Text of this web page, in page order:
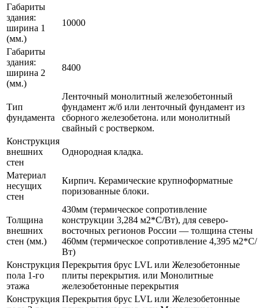
Габариты
здания:
ширина 1
(мм.)
10000
Габариты
здания:
ширина 2
(мм.)
8400
Тип
фундамента
Ленточный монолитный железобетонный
фундамент ж/б или ленточный фундамент из
сборного железобетона. или монолитный
свайный с ростверком.
Конструкция
внешних
стен
Однородная кладка.
Материал
несущих
стен
Кирпич. Керамические крупноформатные
поризованные блоки.
Толщина
внешних
стен (мм.)
430мм (термическое сопротивление
конструкции 3,284 м2*С/Вт), для северо-
восточных регионов России — толщина стены
460мм (термическое сопротивление 4,395 м2*С/
Вт)
Конструкция
пола 1-го
этажа
Перекрытия брус LVL или Железобетонные
плиты перекрытия. или Монолитные
железобетонные перекрытия
Конструкция Перекрытия брус LVL или Железобетонные